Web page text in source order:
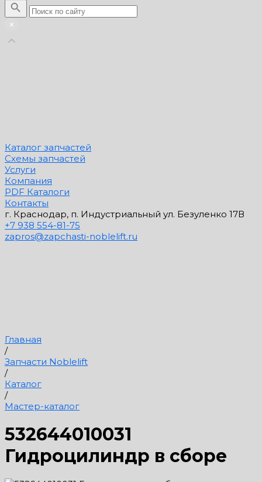
Каталог запчастей
Схемы запчастей
Услуги
Компания
PDF Каталоги
Контакты
г. Краснодар, п. Индустриальный ул. Безуленко 17В
+7 938 554-81-75
zapros@zapchasti-noblelift.ru
Главная
/
Запчасти Noblelift
/
Каталог
/
Мастер-каталог
532644010031
Гидроцилиндр в сборе